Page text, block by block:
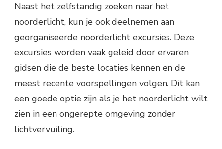
Naast het zelfstandig zoeken naar het
noorderlicht, kun je ook deelnemen aan
georganiseerde noorderlicht excursies. Deze
excursies worden vaak geleid door ervaren
gidsen die de beste locaties kennen en de
meest recente voorspellingen volgen. Dit kan
een goede optie zijn als je het noorderlicht wilt
zien in een ongerepte omgeving zonder
lichtvervuiling.